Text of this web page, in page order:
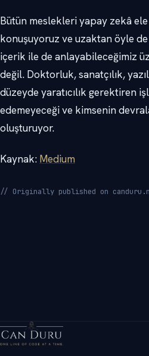
Bütün meslekleri yapay zekâ
konuşuyoruz ve uzaktan öyle
içerik ile de anlayabileceğimiz
değil. Doktorluk, sanatçılık,
düzeyde yaratıcılık gerektiren
edemeyeceği ve kimsenin
oluşturuyor.
Kaynak: Medium
// Originally published on